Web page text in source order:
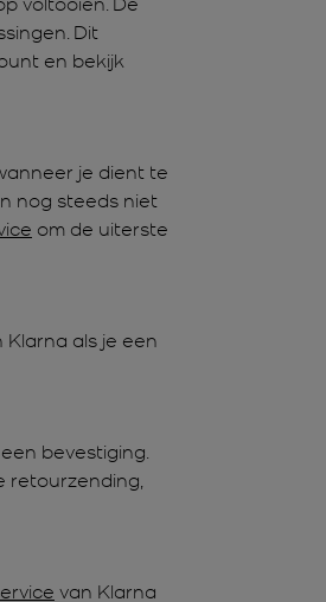
Dit
en bekijk
je dient te
nog steeds niet
om de uiterste
Klarna als je een
bevestiging.
retourzending,
van Klarna